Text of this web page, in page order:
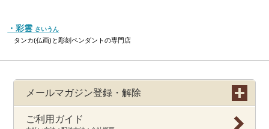
・彩雲 さいうん
タンカ(仏画)と彫刻ペンダントの専門店
メールマガジン登録・解除
ご利用ガイド